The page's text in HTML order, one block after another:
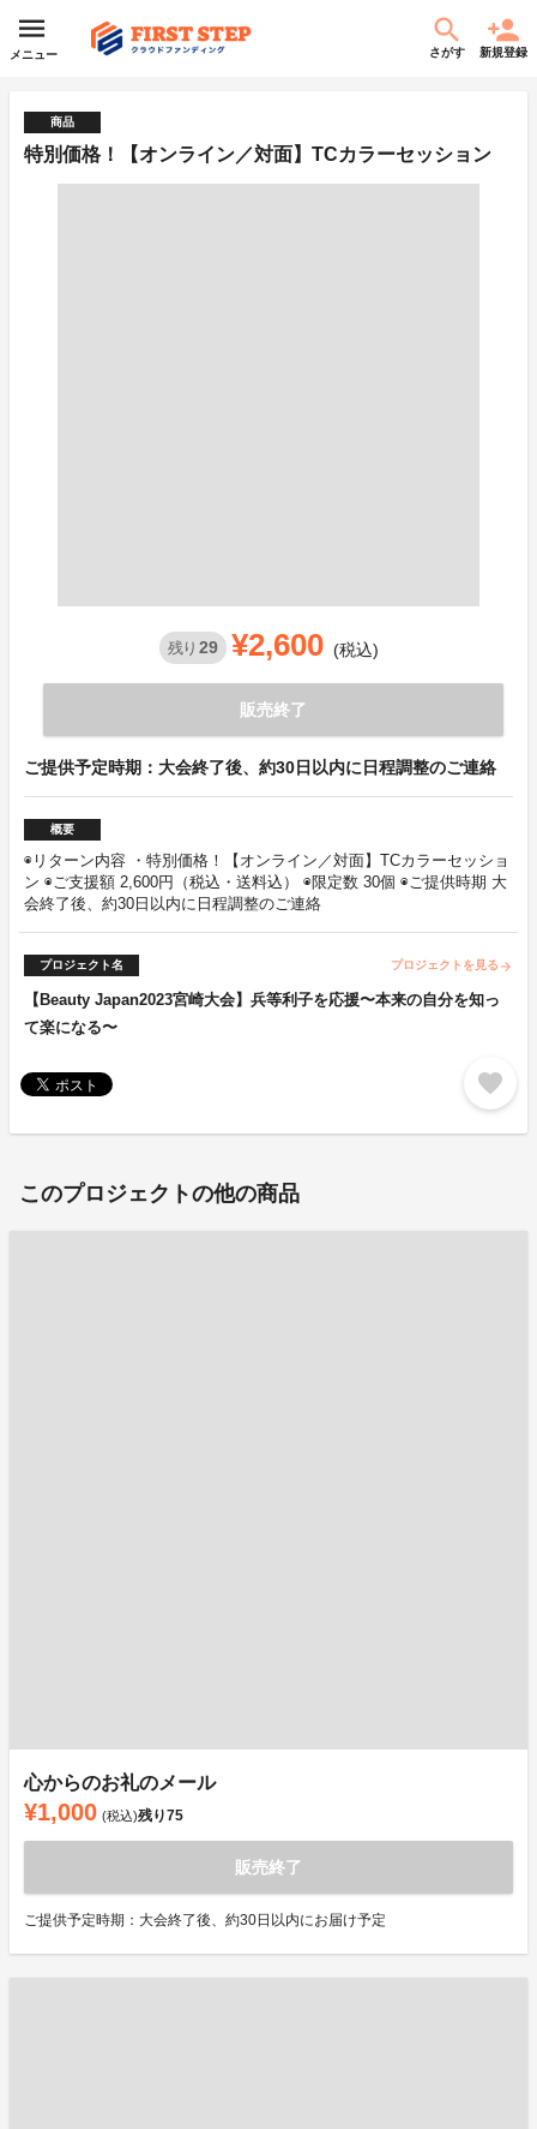
メニュー さがす 新規登録
商品
特別価格！【オンライン／対面】TCカラーセッション
残り 29 ¥2,600 (税込)
販売終了
ご提供予定時期：大会終了後、約30日以内に日程調整のご連絡
概要
◉リターン内容 ・特別価格！【オンライン／対面】TCカラーセッショ
ン ◉ご支援額 2,600円（税込・送料込） ◉限定数 30個 ◉ご提供時期 大
会終了後、約30日以内に日程調整のご連絡
プロジェクト名 プロジェクトを見る arrow_forward
【Beauty Japan2023宮崎大会】兵等利子を応援〜本来の自分を知っ
て楽になる〜
favorite
このプロジェクトの他の商品
心からのお礼のメール
¥1,000 (税込)残り75
販売終了
ご提供予定時期：大会終了後、約30日以内にお届け予定